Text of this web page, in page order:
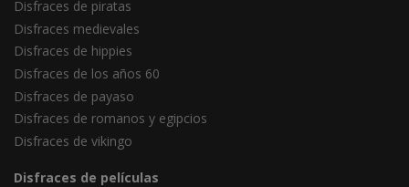
Disfraces de piratas
Disfraces medievales
Disfraces de hippies
Disfraces de los años 60
Disfraces de payaso
Disfraces de romanos y egipcios
Disfraces de vikingo
Disfraces de películas